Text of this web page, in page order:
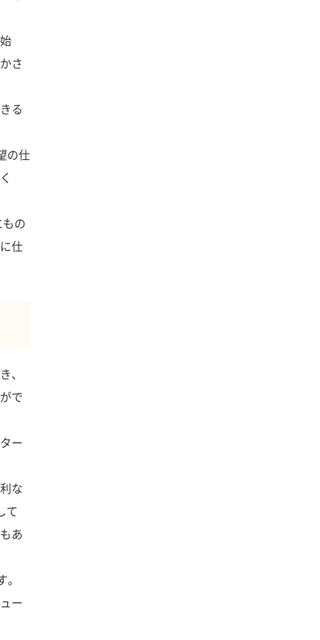
さ
る
の仕
の
仕
、
で
ー
な
て
あ
ー